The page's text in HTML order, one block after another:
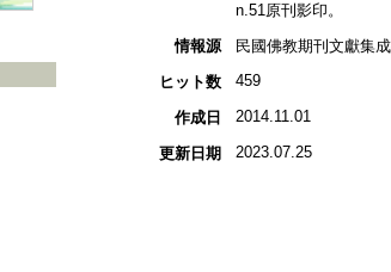
n.51原刊影印。
情報源
民國佛教期刊文獻集
ヒット数
459
作成日 2014.11.01
更新日期 2023.07.25